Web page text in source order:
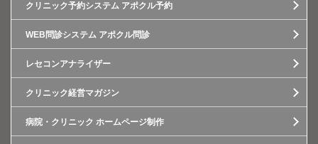
クリニック予約システム アポクル予約
WEB問診システム アポクル問診
レセコンアナライザー
クリニック経営マガジン
病院・クリニック ホームページ制作